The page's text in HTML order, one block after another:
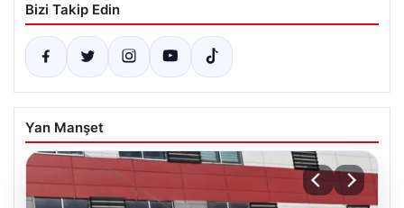
Bizi Takip Edin
Yan Manşet